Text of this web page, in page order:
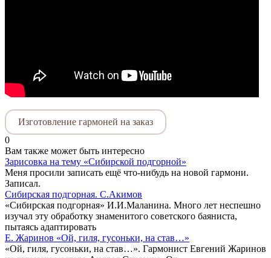
Изготовление гармоней на заказ
0
Вам также может быть интересно
Зарисовка на тему «Сибирской подгорной»
Меня просили записать ещё что-нибудь на новой гармони.
Записал.
Сибирская подгорная. С.Акимов
«Сибирская подгорная» И.И.Маланина. Много лет неспешно
изучал эту обработку знаменитого советского баяниста,
пытаясь адаптировать
Е. Жаринов «Ой, гиля, гусоньки, на став…»
«Ой, гиля, гусоньки, на став…». Гармонист Евгений Жаринов